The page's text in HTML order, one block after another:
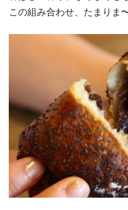
この組み合わせ、たまりま